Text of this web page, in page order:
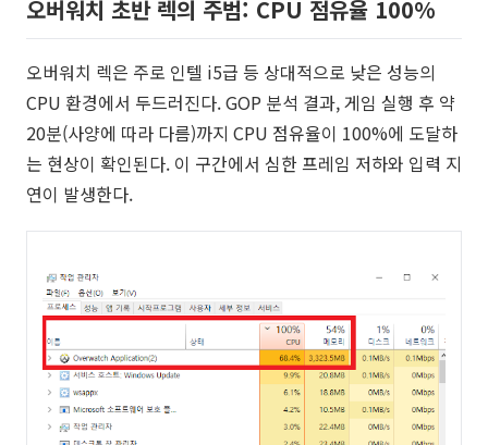
오버워치 초반 렉의 주범: CPU 점유율 100%
오버워치 렉은 주로 인텔 i5급 등 상대적으로 낮은 성능의
CPU 환경에서 두드러진다. GOP 분석 결과, 게임 실행 후 약
20분(사양에 따라 다름)까지 CPU 점유율이 100%에 도달하
는 현상이 확인된다. 이 구간에서 심한 프레임 저하와 입력 지
연이 발생한다.